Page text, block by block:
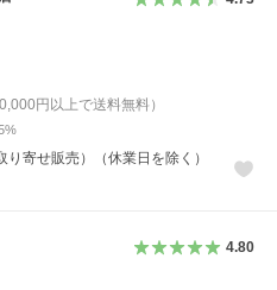
円以上で送料無料）
%
寄せ販売）（休業日を除く）
4.80